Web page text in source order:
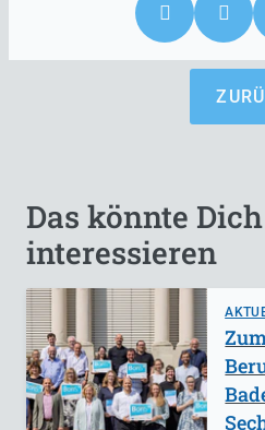
Das könnte
interessieren